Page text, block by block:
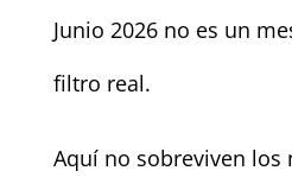
Junio 2026 no es un
filtro real.
Aquí no sobreviven los